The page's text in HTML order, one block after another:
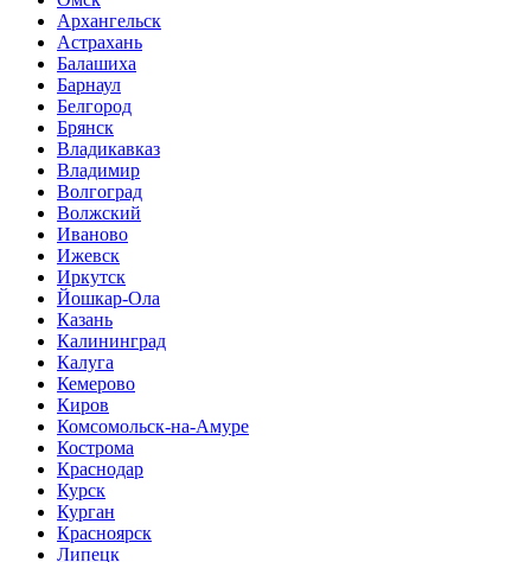
Архангельск
Астрахань
Балашиха
Барнаул
Белгород
Брянск
Владикавказ
Владимир
Волгоград
Волжский
Иваново
Ижевск
Иркутск
Йошкар-Ола
Казань
Калининград
Калуга
Кемерово
Киров
Комсомольск-на-Амуре
Кострома
Краснодар
Курск
Курган
Красноярск
Липецк